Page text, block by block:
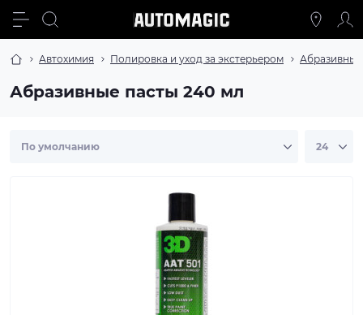
Автохимия Полировка и уход за экстерьером
Абразивные пасты 240 мл